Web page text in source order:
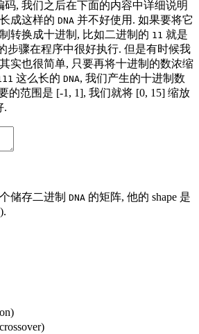
码, 我们之后在下面的内容中详细说明
成这样的 DNA 并不好使用. 如果要将它
转换成十进制, 比如二进制的 11 就是
步骤在程序中很好执行. 但是有时候我
实也很简单, 只要再将十进制的数浓缩
这么长的 DNA, 我们产生的十进制数
的范围是 [-1, 1], 我们就将 [0, 15] 缩放
.
储存二进制 DNA 的矩阵, 他的 shape 是